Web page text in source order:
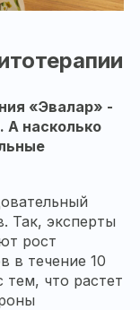
«Эвалар» -
А насколько
Так, эксперты
рост
в течение 10
тем, что растет